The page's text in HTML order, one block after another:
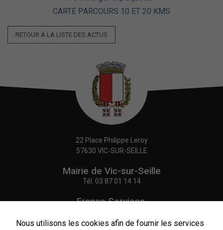
CARTE PARCOURS 10 ET 20 KMS
RETOUR À LA LISTE DES ACTUS
22 Place Philippe Leroy
57630 VIC-SUR-SEILLE
Mairie de Vic-sur-Seille
Tél. 03 87 01 14 14
France Services,
Tél.03 87 86 41 48
Nous utilisons les cookies afin de fournir les services